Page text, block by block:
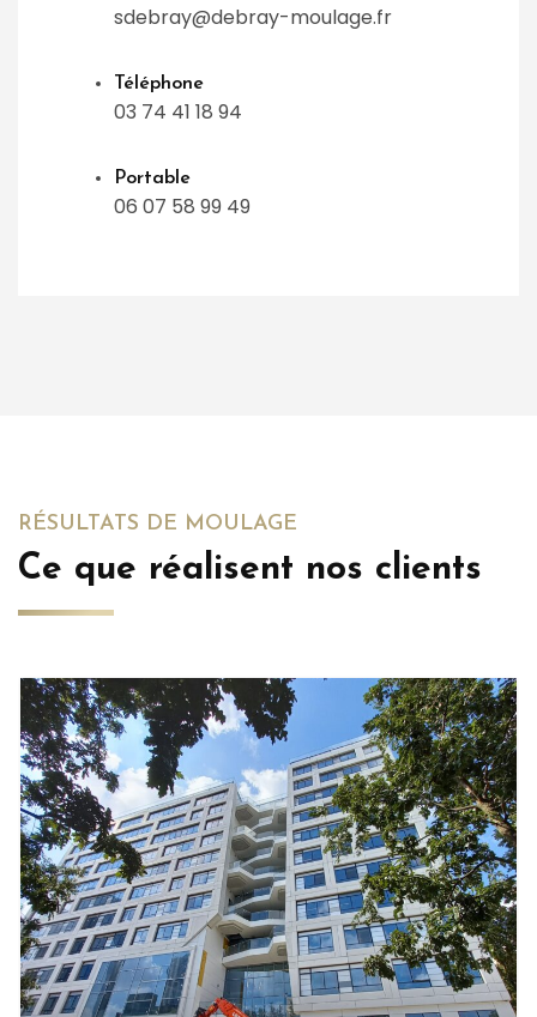
sdebray@debray-moulage.fr
Téléphone
03 74 41 18 94
Portable
06 07 58 99 49
RÉSULTATS DE MOULAGE
Ce que réalisent nos clients